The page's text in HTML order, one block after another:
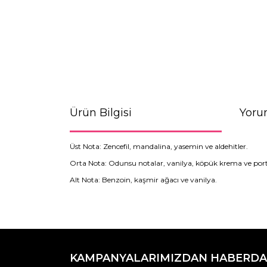
Ürün Bilgisi
Üst Nota: Zencefil, mandalina, yasemin ve aldehitler.
Orta Nota: Odunsu notalar, vanilya, köpük krema ve
Alt Nota: Benzoin, kaşmir ağacı ve vanilya.
Görüş ve önerileriniz için teşekkür ederiz.
Ürün resmi kalitesiz, bozuk veya
KAMPANYALARIMIZDAN